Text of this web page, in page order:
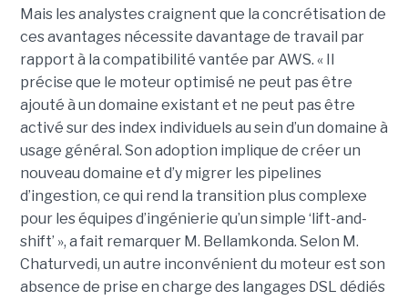
Mais les analystes craignent que la concrétisation de
ces avantages nécessite davantage de travail par
rapport à la compatibilité vantée par AWS. « Il
précise que le moteur optimisé ne peut pas être
ajouté à un domaine existant et ne peut pas être
activé sur des index individuels au sein d’un domaine à
usage général. Son adoption implique de créer un
nouveau domaine et d’y migrer les pipelines
d’ingestion, ce qui rend la transition plus complexe
pour les équipes d’ingénierie qu’un simple ‘lift-and-
shift’ », a fait remarquer M. Bellamkonda. Selon M.
Chaturvedi, un autre inconvénient du moteur est son
absence de prise en charge des langages DSL dédiés